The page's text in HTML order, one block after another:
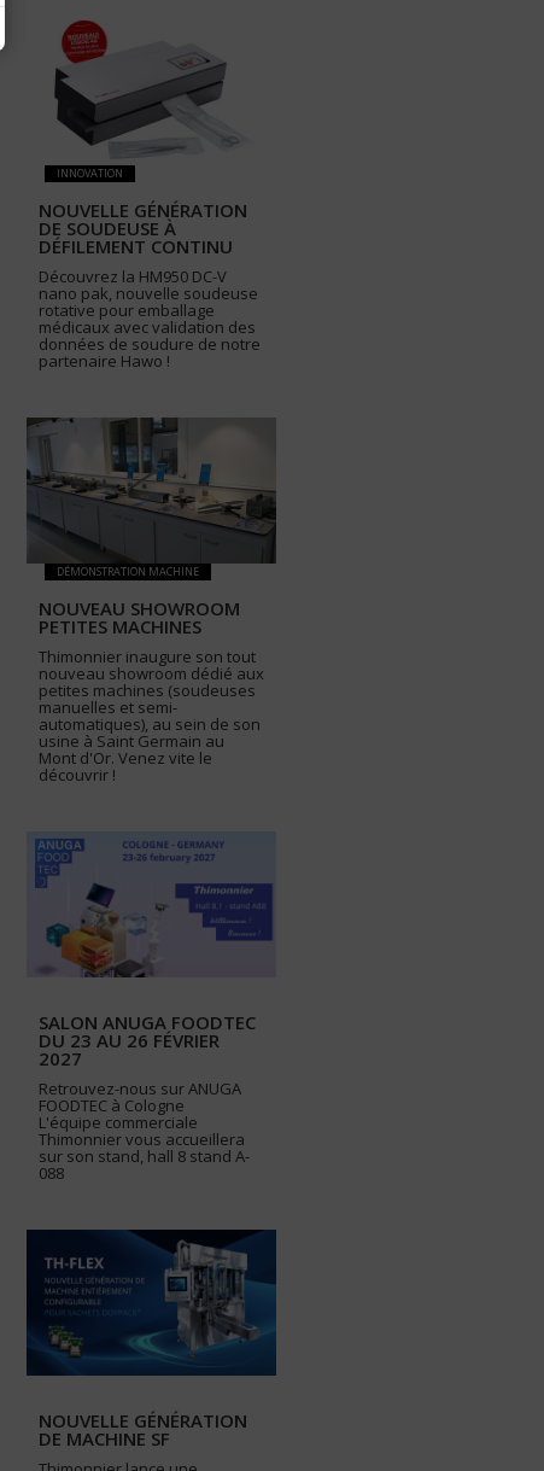
INNOVATION
NOUVELLE GÉNÉRATION
DE SOUDEUSE À
DÉFILEMENT CONTINU
Découvrez la HM950 DC-V
nano pak, nouvelle soudeuse
rotative pour emballage
médicaux avec validation des
données de soudure de notre
partenaire Hawo !
DÉMONSTRATION MACHINE
NOUVEAU SHOWROOM
PETITES MACHINES
Thimonnier inaugure son tout
nouveau showroom dédié aux
petites machines (soudeuses
manuelles et semi-
automatiques), au sein de son
usine à Saint Germain au
Mont d'Or. Venez vite le
découvrir !
SALON ANUGA FOODTEC
DU 23 AU 26 FÉVRIER
2027
Retrouvez-nous sur ANUGA
FOODTEC à Cologne
L'équipe commerciale
Thimonnier vous accueillera
sur son stand, hall 8 stand A-
088
NOUVELLE GÉNÉRATION
DE MACHINE SF